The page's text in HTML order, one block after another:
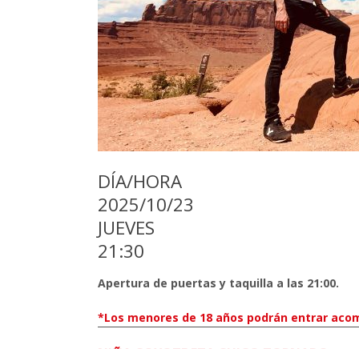
DÍA/HORA
2025/10/23
JUEVES
21:30
Apertura de puertas y taquilla a las 21:00.
*Los menores de 18 años podrán entrar